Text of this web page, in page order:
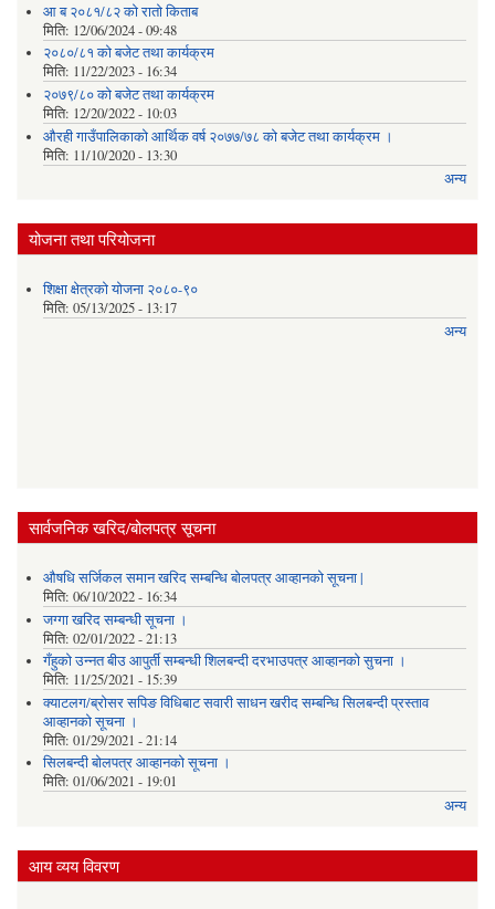
आ ब २०८१/८२ काे राताे किताब
मिति: 12/06/2024 - 09:48
२०८०/८१ को बजेट तथा कार्यक्रम
मिति: 11/22/2023 - 16:34
२०७९/८० को बजेट तथा कार्यक्रम
मिति: 12/20/2022 - 10:03
औरही गाउँपालिकाको आर्थिक वर्ष २०७७/७८ को बजेट तथा कार्यक्रम ।
मिति: 11/10/2020 - 13:30
अन्य
योजना तथा परियोजना
शिक्षा क्षेत्रको योजना २०८०-९०
मिति: 05/13/2025 - 13:17
अन्य
सार्वजनिक खरिद/बोलपत्र सूचना
औषधि सर्जिकल समान खरिद सम्बन्धि बोलपत्र आव्हानको सूचना |
मिति: 06/10/2022 - 16:34
जग्गा खरिद सम्बन्धी सूचना ।
मिति: 02/01/2022 - 21:13
गँहुकाे उन्नत बीउ आपुर्ती सम्बन्धी शिलबन्दी दरभाउपत्र आव्हानकाे सुचना ।
मिति: 11/25/2021 - 15:39
क्याटलग/ब्रोसर सपिङ विधिबाट सवारी साधन खरीद सम्बन्धि सिलबन्दी प्रस्ताव
आव्हानको सूचना ।
मिति: 01/29/2021 - 21:14
सिलबन्दी बोलपत्र आव्हानको सूचना ।
मिति: 01/06/2021 - 19:01
अन्य
आय व्यय विवरण